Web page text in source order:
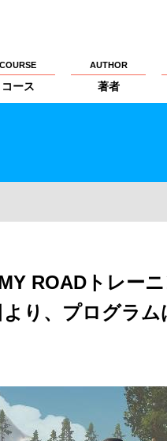
COURSE
コース
AUTHOR
著者
ROADトレ
り、プログラム